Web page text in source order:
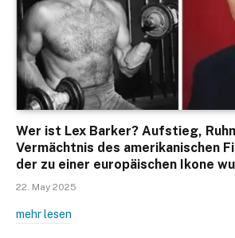
Wer ist Lex Barker? Aufstieg,
Vermächtnis des amerikanischen
der zu einer europäischen Ikone
22. May 2025
mehr lesen